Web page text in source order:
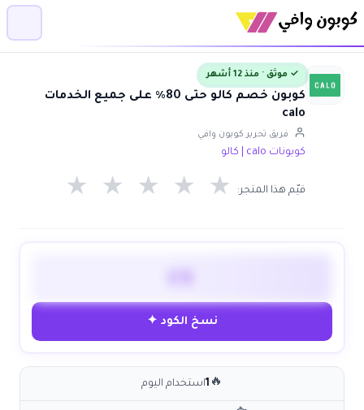
✓ موثق · منذ 12 أشهر
كوبون خصم كالو حتى 80٪ على جميع الخدمات
calo
فريق تحرير كوبون وافي
كوبونات calo | كالو
قيّم هذا المتجر: ★ ★ ★ ★ ★
نسخ الكود ✦
🔥
1استخدام اليوم